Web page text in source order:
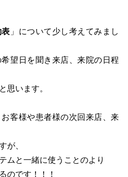
」について少し考えてみまし
望日を聞き来店、来院の日程
思います。
客様や患者様の次回来店、来
が、
ムと一緒に使うことのより
のです！！！